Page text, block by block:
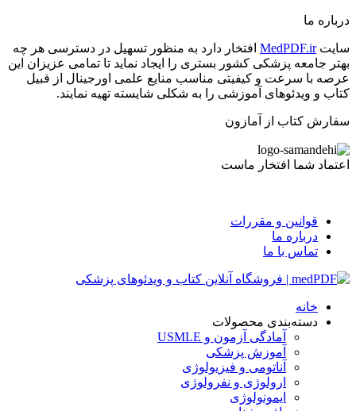
درباره ما
سایتMedPDF.ir افتخار دارد به منظور تسهیل در دسترسی هر چه
بهتر جامعه پزشکی کشور بستری را ایجاد نماید تا تمامی عزیزان این
عرصه با سرعت و کیفیتی مناسب منایع علمی اورجینال از قبیل
کتاب و ویدئوهای آموزشی را به شکلی شایسته تهیه نمایند.
سفارش کتاب از آمازون
اعتماد شما افتخار ماست
قوانین و مقررات
درباره ما
تماس با ما
خانه
دسته‌بندی محصولات
آمادگی آزمون و USMLE
آموزش پزشکی
آناتومی و فیزیولوژی
ارولوژی و نفرولوژی
ایمونولوژی